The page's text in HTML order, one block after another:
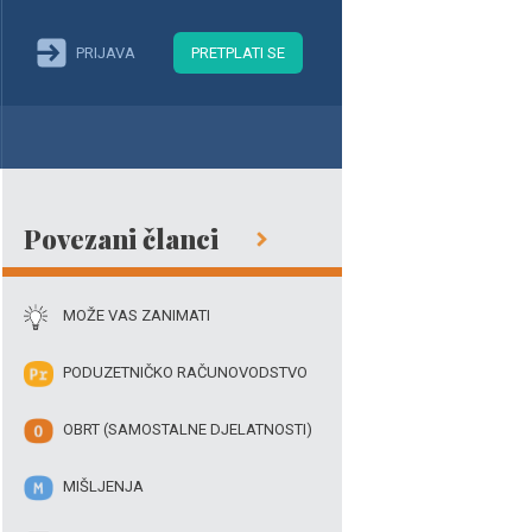
PRIJAVA PRETPLATI SE
Povezani članci
MOŽE VAS ZANIMATI
PODUZETNIČKO RAČUNOVODSTVO
OBRT (SAMOSTALNE DJELATNOSTI)
MIŠLJENJA